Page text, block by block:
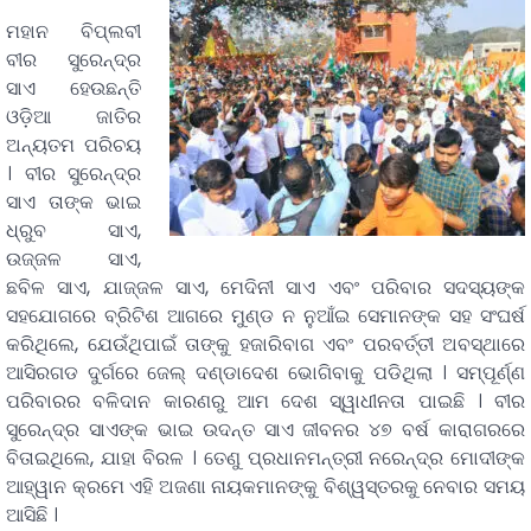
ମହାନ ବିପ୍ଲବୀ
ବୀର ସୁରେନ୍ଦ୍ର
ସାଏ ହେଉଛନ୍ତି
ଓଡ଼ିଆ ଜାତିର
ଅନ୍ୟତମ ପରିଚୟ
। ବୀର ସୁରେନ୍ଦ୍ର
ସାଏ ତାଙ୍କ ଭାଇ
ଧ୍ରୁବ ସାଏ,
ଉଜ୍ଜଳ ସାଏ,
ଛବିଳ ସାଏ, ଯାଜ୍ଜଳ ସାଏ, ମେଦିନୀ ସାଏ ଏବଂ ପରିବାର ସଦସ୍ୟଙ୍କ
ସହଯୋଗରେ ବ୍ରିଟିଶ ଆଗରେ ମୁଣ୍ଡ ନ ନୁଆଁଇ ସେମାନଙ୍କ ସହ ସଂଘର୍ଷ
କରିଥିଲେ, ଯେଉଁଥିପାଇଁ ତାଙ୍କୁ ହଜାରିବାଗ ଏବଂ ପରବର୍ତ୍ତୀ ଅବସ୍ଥାରେ
ଆସିରଗଡ ଦୁର୍ଗରେ ଜେଲ୍ ଦଣ୍ଡାଦେଶ ଭୋଗିବାକୁ ପଡିଥିଲା । ସମ୍ପୂର୍ଣ୍ଣ
ପରିବାରର ବଳିଦାନ କାରଣରୁ ଆମ ଦେଶ ସ୍ୱାଧୀନତା ପାଇଛି । ବୀର
ସୁରେନ୍ଦ୍ର ସାଏଙ୍କ ଭାଇ ଉଦନ୍ତ ସାଏ ଜୀବନର ୪୭ ବର୍ଷ କାରାଗରରେ
ବିତାଇଥିଲେ, ଯାହା ବିରଳ । ତେଣୁ ପ୍ରଧାନମନ୍ତ୍ରୀ ନରେନ୍ଦ୍ର ମୋଦୀଙ୍କ
ଆହ୍ୱାନ କ୍ରମେ ଏହି ଅଜଣା ନାୟକମାନଙ୍କୁ ବିଶ୍ୱସ୍ତରକୁ ନେବାର ସମୟ
ଆସିଛି ।